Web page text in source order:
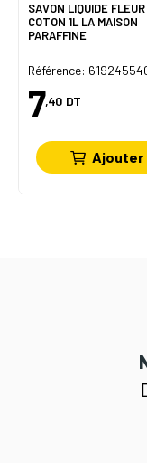
SAVON LIQUIDE
COTON 1L LA MAISON
PARAFFINE
Référence:
7,40 DT
Ajouter